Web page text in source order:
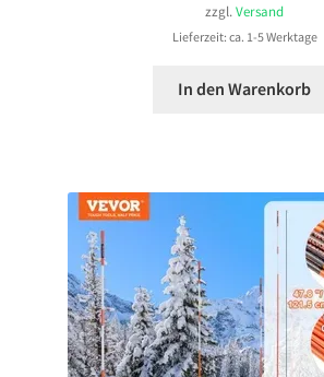
zzgl. Versand
Lieferzeit: ca. 1-5 Werktage
In den Warenkorb